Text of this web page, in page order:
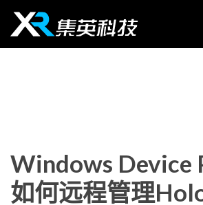
content
Windows Device
如何远程管理